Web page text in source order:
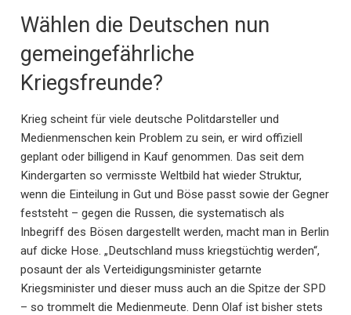
Wählen die Deutschen nun
gemeingefährliche
Kriegsfreunde?
Krieg scheint für viele deutsche Politdarsteller und
Medienmenschen kein Problem zu sein, er wird offiziell
geplant oder billigend in Kauf genommen. Das seit dem
Kindergarten so vermisste Weltbild hat wieder Struktur,
wenn die Einteilung in Gut und Böse passt sowie der Gegner
feststeht – gegen die Russen, die systematisch als
Inbegriff des Bösen dargestellt werden, macht man in Berlin
auf dicke Hose. „Deutschland muss kriegstüchtig werden“,
posaunt der als Verteidigungsminister getarnte
Kriegsminister und dieser muss auch an die Spitze der SPD
– so trommelt die Medienmeute. Denn Olaf ist bisher stets